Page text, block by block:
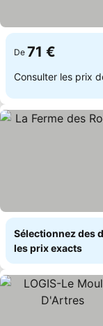
De 71 €
Consulter les prix
Sélectionnez des
les prix exacts